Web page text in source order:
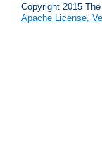
Copyright 2015
Apache License,